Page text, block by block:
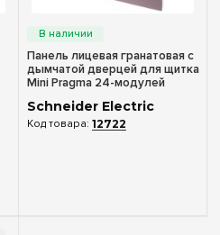
Панель лицевая гранатовая с
дымчатой дверцей для щитка
Mini Pragma 24-модулей
Schneider Electric
12722